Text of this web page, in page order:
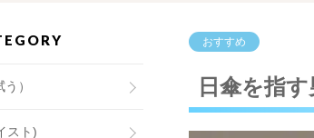
おすすめ
日傘を指
）
スト)